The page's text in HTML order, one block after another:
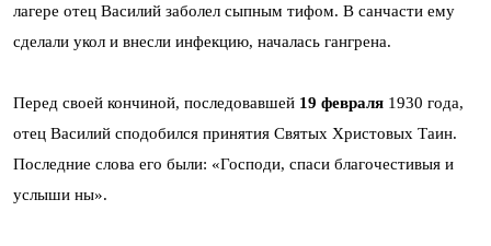
лагере отец Василий заболел сыпным тифом. В санчасти ему
сделали укол и внесли инфекцию, началась гангрена.
Перед своей кончиной, последовавшей 19 февраля 1930 года,
отец Василий сподобился принятия Святых Христовых Таин.
Последние слова его были: «Господи, спаси благочестивыя и
услыши ны».